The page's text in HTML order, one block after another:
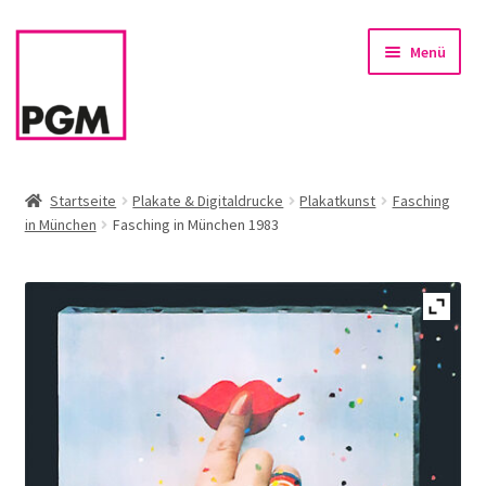
Zur
Zum
Menü
News
Sortiment
öffnen
Firmenservice – Kunst für Büro, Praxis, Kanzlei
Referenzen
Startseite Plakate & Digitaldrucke Plakatkunst
Fasching
in München
Fasching in München 1983